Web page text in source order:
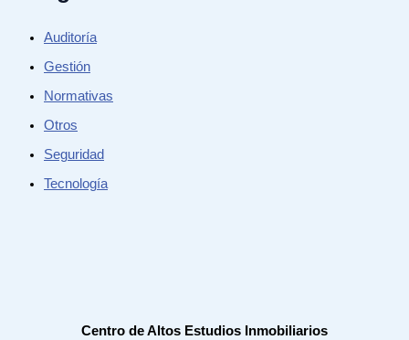
Auditoría
Gestión
Normativas
Otros
Seguridad
Tecnología
Centro de Altos Estudios Inmobiliarios